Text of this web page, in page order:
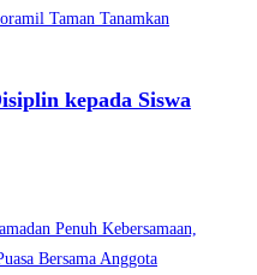
kepada Siswa